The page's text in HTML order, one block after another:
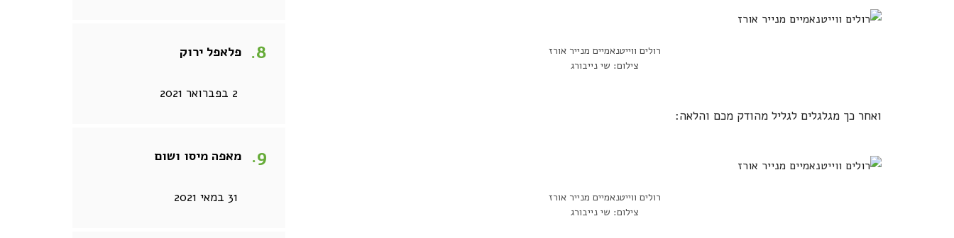
רולים ווייטנאמיים מנייר אורז
צילום: שי נייבורג
ואחר כך מגלגלים לגליל מהודק מכם והלאה:
רולים ווייטנאמיים מנייר אורז
צילום: שי נייבורג
פלאפל ירוק
2 בפברואר 2021
מאפה מיסו ושום
31 במאי 2021